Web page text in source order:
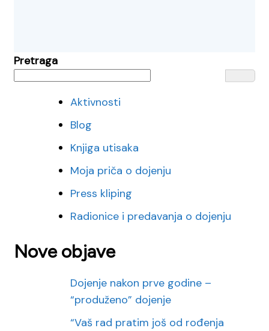
Pretraga
Aktivnosti
Blog
Knjiga utisaka
Moja priča o dojenju
Press kliping
Radionice i predavanja o dojenju
Nove objave
Dojenje nakon prve godine –
“produženo” dojenje
“Vaš rad pratim još od rođenja